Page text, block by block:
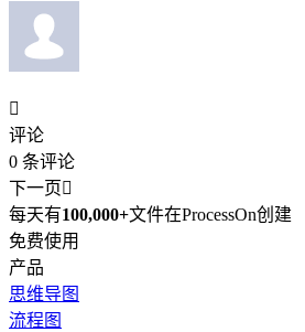

评论
0 条评论
下一页
每天有100,000+文件在ProcessOn创建
免费使用
产品
思维导图
流程图